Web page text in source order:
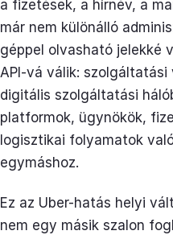
a fizetések, a hírnév, a
már nem különálló
géppel olvasható jelekké
API-vá válik:
digitális szolgáltatási
platformok, ügynökök,
logisztikai folyamatok
egymáshoz.
Ez az Uber-hatás helyi
nem egy másik szalon